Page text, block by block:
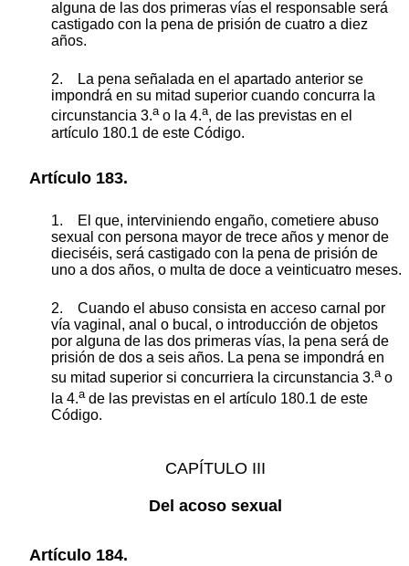
alguna de las dos primeras vías el responsable será
castigado con la pena de prisión de cuatro a diez
años.
2. La pena señalada en el apartado anterior se
impondrá en su mitad superior cuando concurra la
circunstancia 3.a o la 4.a, de las previstas en el
artículo 180.1 de este Código.
Artículo 183.
1. El que, interviniendo engaño, cometiere abuso
sexual con persona mayor de trece años y menor de
dieciséis, será castigado con la pena de prisión de
uno a dos años, o multa de doce a veinticuatro meses.
2. Cuando el abuso consista en acceso carnal por
vía vaginal, anal o bucal, o introducción de objetos
por alguna de las dos primeras vías, la pena será de
prisión de dos a seis años. La pena se impondrá en
su mitad superior si concurriera la circunstancia 3.a o
la 4.a de las previstas en el artículo 180.1 de este
Código.
CAPÍTULO III
Del acoso sexual
Artículo 184.